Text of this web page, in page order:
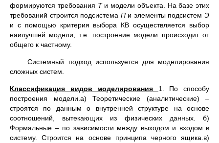
формируются требования Ти модели объекта. На базе этих
требований строится подсистема Пи элементы подсистемЭ
и с помощью критерия выбора КВ осуществляется выбор
наилучшей модели, т.е. построение модели происходит от
общего к частному.
Системный подход используется для моделирования
сложных систем.
Классификация видов моделирования 1. По способу
построения модели.а) Теоретические (аналитические) –
строятся по данным о внутренней структуре на основе
соотношений, вытекающих из физических данных. б)
Формальные – по зависимости между выходом и входом в
систему. Строится на основе принципа черного ящика.в)